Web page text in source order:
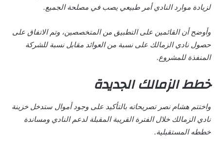
لزيادة موارد النادي أمر طبيعي يصب في مصلحة الجميع.
وأوضح أن القائمين على التطبيق من المتخصصين، وتم الاتفاق على
حصول نادي الزمالك على نسبة من العوائد مقابل نسبة للشركة
المنفذة للمشروع.
خطط الزمالك الجديدة
واختتم هشام نصر تصريحاته بالتأكيد على وجود أموال ستدخل خزينة
نادي الزمالك خلال الفترة القريبة المقبلة لدعم النادي ومساندة
خططه المستقبلية.